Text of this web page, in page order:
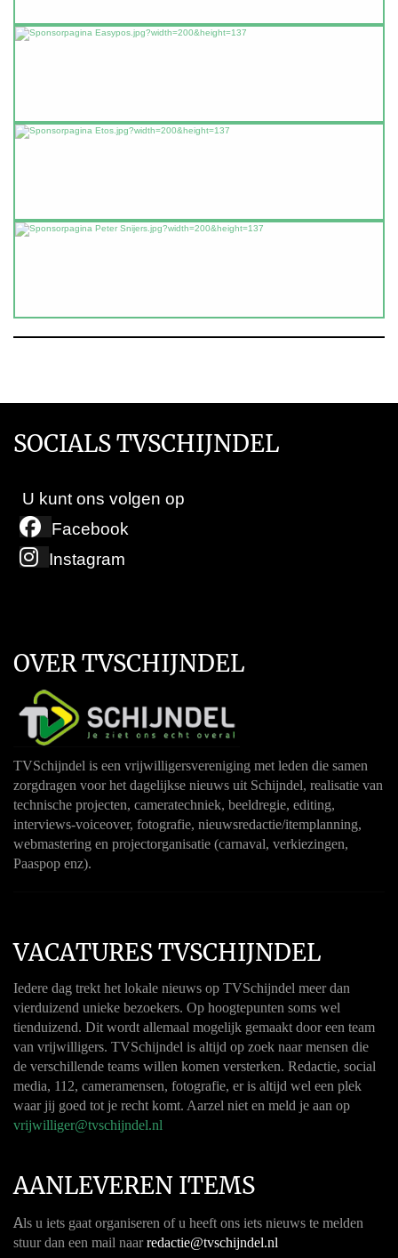
SOCIALS TVSCHIJNDEL
U kunt ons volgen op
Facebook
Instagram
OVER TVSCHIJNDEL
TVSchijndel is een vrijwilligersvereniging met leden die samen
zorgdragen voor het dagelijkse nieuws uit Schijndel, realisatie van
technische projecten, cameratechniek, beeldregie, editing,
interviews-voiceover, fotografie, nieuwsredactie/itemplanning,
webmastering en projectorganisatie (carnaval, verkiezingen,
Paaspop enz).
VACATURES TVSCHIJNDEL
Iedere dag trekt het lokale nieuws op TVSchijndel meer dan
vierduizend unieke bezoekers. Op hoogtepunten soms wel
tienduizend. Dit wordt allemaal mogelijk gemaakt door een team
van vrijwilligers. TVSchijndel is altijd op zoek naar mensen die
de verschillende teams willen komen versterken. Redactie, social
media, 112, cameramensen, fotografie, er is altijd wel een plek
waar jij goed tot je recht komt. Aarzel niet en meld je aan op
vrijwilliger@tvschijndel.nl
AANLEVEREN ITEMS
Als u iets gaat organiseren of u heeft ons iets nieuws te melden
stuur dan een mail naar redactie@tvschijndel.nl